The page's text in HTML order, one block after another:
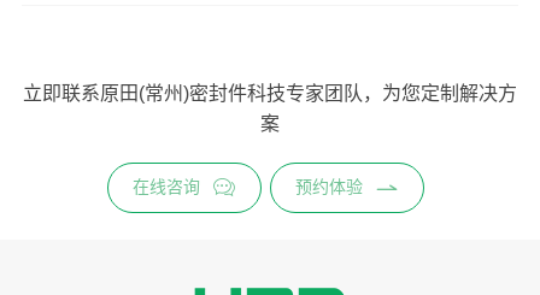
立即联系原田(常州)密封件科技专家团队，为您定制解决方
案
在线咨询 预约体验